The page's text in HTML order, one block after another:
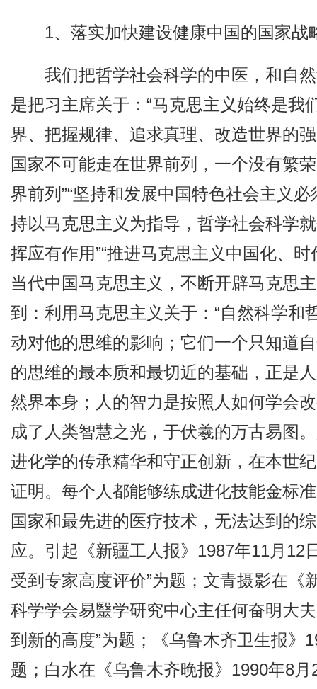
1、落实加快建设健康中国的国家战
我们把哲学社会科学的中医，和自
是把习主席关于：“马克思主义始终是
界、把握规律、追求真理、改造世界的
国家不可能走在世界前列，一个没有繁
界前列”“坚持和发展中国特色社会主义
持以马克思主义为指导，哲学社会科学
挥应有作用”“推进马克思主义中国化、
当代中国马克思主义，不断开辟马克思
到：利用马克思主义关于：“自然科学
动对他的思维的影响；它们一个只知道
的思维的最本质和最切近的基础，正是
然界本身；人的智力是按照人如何学会
成了人类智慧之光，于伏羲的万古易图
进化学的传承精华和守正创新，在本世
证明。每个人都能够练成进化技能金标
国家和最先进的医疗技术，无法达到的
应。引起《新疆工人报》1987年11月12
受到专家高度评价”为题；文青摄影在《
科学学会易毉学研究中心主任何奋明大
到新的高度”为题；《乌鲁木齐卫生报》
题；白水在《乌鲁木齐晚报》1990年8